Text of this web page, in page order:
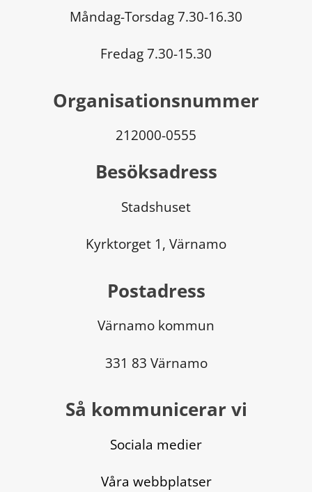
Måndag-Torsdag 7.30-16.30
Fredag 7.30-15.30
Organisationsnummer
212000-0555
Besöksadress
Stadshuset
Kyrktorget 1, Värnamo
Postadress
Värnamo kommun
331 83 Värnamo
Så kommunicerar vi
Sociala medier
Våra webbplatser